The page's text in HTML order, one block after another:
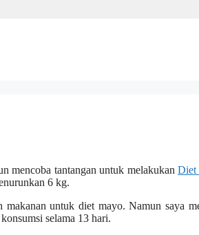
mencoba tantangan untuk melakukanDiet
6 kg.
untuk diet mayo. Namun saya
selama 13 hari.